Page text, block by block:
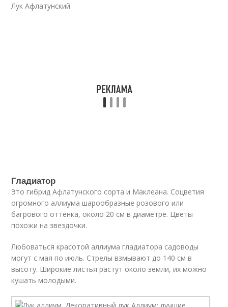
Лук Афлатунский
Гладиатор
Это гибрид Афлатунского сорта и Маклеана. Соцветия
огромного аллиума шарообразные розового или
багрового оттенка, около 20 см в диаметре. Цветы
похожи на звездочки.
Любоваться красотой аллиума гладиатора садоводы
могут с мая по июль. Стрелы взмывают до 140 см в
высоту. Широкие листья растут около земли, их можно
кушать молодыми.